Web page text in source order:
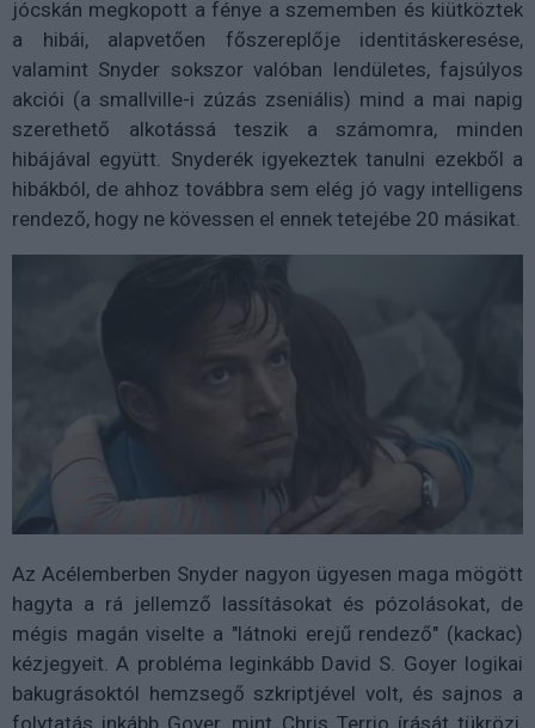
jócskán megkopott a fénye a szememben és kiütköztek
a hibái, alapvetően főszereplője identitáskeresése,
valamint Snyder sokszor valóban lendületes, fajsúlyos
akciói (a smallville-i zúzás zseniális) mind a mai napig
szerethető alkotássá teszik a számomra, minden
hibájával együtt. Snyderék igyekeztek tanulni ezekből a
hibákból, de ahhoz továbbra sem elég jó vagy intelligens
rendező, hogy ne kövessen el ennek tetejébe 20 másikat.
Az Acélemberben Snyder nagyon ügyesen maga mögött
hagyta a rá jellemző lassításokat és pózolásokat, de
mégis magán viselte a "látnoki erejű rendező" (kackac)
kézjegyeit. A probléma leginkább David S. Goyer logikai
bakugrásoktól hemzsegő szkriptjével volt, és sajnos a